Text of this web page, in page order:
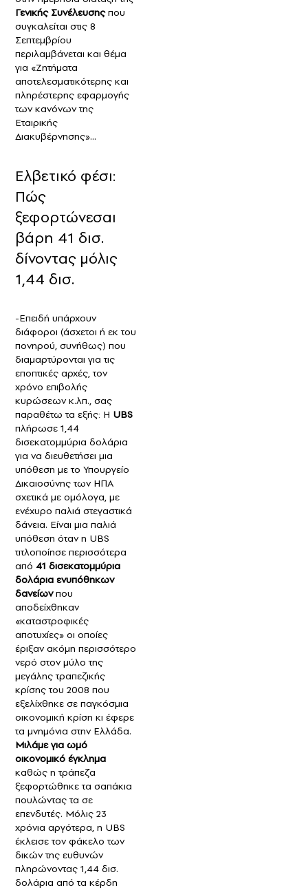
Γενικής Συνέλευσηςπου
συγκαλείται στις 8
Σεπτεμβρίου
περιλαμβάνεται και θέμα
για «Ζητήματα
αποτελεσματικότερης και
πληρέστερης εφαρμογής
των κανόνων της
Εταιρικής
Διακυβέρνησης»…
Ελβετικό φέσι:
Πώς
ξεφορτώνεσαι
βάρη 41 δισ.
δίνοντας μόλις
1,44 δισ.
-Επειδή υπάρχουν
διάφοροι (άσχετοι ή εκ του
πονηρού, συνήθως) που
διαμαρτύρονται για τις
εποπτικές αρχές, τον
χρόνο επιβολής
κυρώσεων κ.λπ., σας
παραθέτω τα εξής: Η UBS
πλήρωσε 1,44
δισεκατομμύρια δολάρια
για να διευθετήσει μια
υπόθεση με το Υπουργείο
Δικαιοσύνης των ΗΠΑ
σχετικά με ομόλογα, με
ενέχυρο παλιά στεγαστικά
δάνεια. Είναι μια παλιά
υπόθεση όταν η UBS
τιτλοποίησε περισσότερα
από 41 δισεκατομμύρια
δολάρια ενυπόθηκων
δανείωνπου
αποδείχθηκαν
«καταστροφικές
αποτυχίες» οι οποίες
έριξαν ακόμη περισσότερο
νερό στον μύλο της
μεγάλης τραπεζικής
κρίσης του 2008 που
εξελίχθηκε σε παγκόσμια
οικονομική κρίση κι έφερε
τα μνημόνια στην Ελλάδα.
Μιλάμε για ωμό
οικονομικό έγκλημα
καθώς η τράπεζα
ξεφορτώθηκε τα σαπάκια
πουλώντας τα σε
επενδυτές. Μόλις 23
χρόνια αργότερα, η UBS
έκλεισε τον φάκελο των
δικών της ευθυνών
πληρώνοντας 1,44 δισ.
δολάρια από τα κέρδη